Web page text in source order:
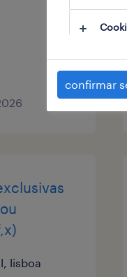
lisboa
confirmar